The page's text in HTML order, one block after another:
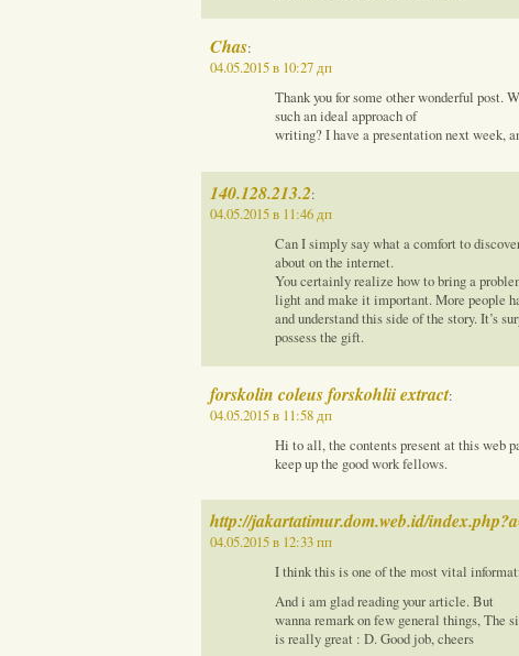
Chas:
04.05.2015 в 10:27 дп
Thank you for some other wonderful post.
such an ideal approach of
writing? I have a presentation next week,
140.128.213.2:
04.05.2015 в 11:46 дп
Can I simply say what a comfort to
about on the internet.
You certainly realize how to bring a
light and make it important. More people
and understand this side of the story. It’s
possess the gift.
forskolin coleus forskohlii extract:
04.05.2015 в 11:58 дп
Hi to all, the contents present at this web
keep up the good work fellows.
http://jakartatimur.dom.web.id/
04.05.2015 в 12:33 пп
I think this is one of the most vital
And i am glad reading your article. But
wanna remark on few general things, The
is really great : D. Good job, cheers